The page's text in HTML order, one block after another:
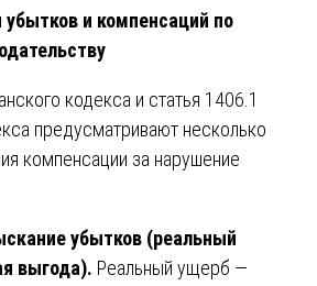
и компенсаций по
кодекса и статья 1406.1
предусматривают несколько
компенсации за нарушение
убытков (реальный
выгода). Реальный ущерб —